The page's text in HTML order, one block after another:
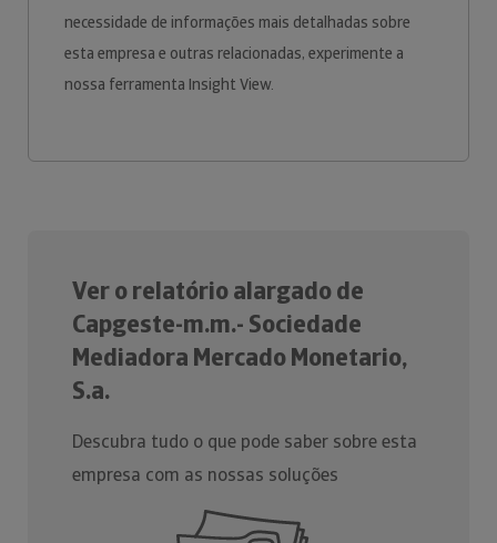
necessidade de informações mais detalhadas sobre
esta empresa e outras relacionadas, experimente a
nossa ferramenta Insight View.
Ver o relatório alargado de
Capgeste-m.m.- Sociedade
Mediadora Mercado Monetario,
S.a.
Descubra tudo o que pode saber sobre esta
empresa com as nossas soluções